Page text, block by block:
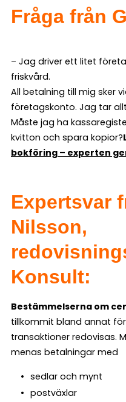
Fråga från
– Jag driver ett litet
friskvård.
All betalning till mig sker
företagskonto. Jag tar
Måste jag ha
kvitton och spara kopior?
bokföring – experten
Expertsvar
Nilsson,
Konsult:
Bestämmelserna om
tillkommit bland annat
transaktioner redovisas.
menas betalningar med
sedlar och mynt
postväxlar